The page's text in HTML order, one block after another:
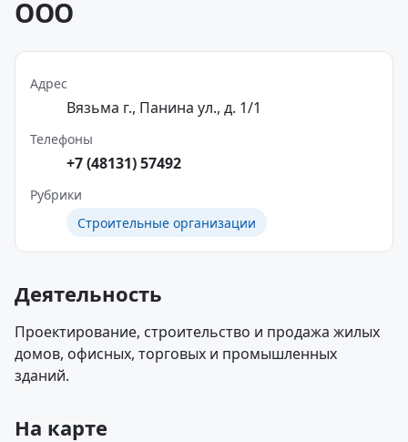
ООО
Адрес
Вязьма г., Панина ул., д. 1/1
Телефоны
+7 (48131) 57492
Рубрики
Строительные организации
Деятельность
Проектирование, строительство и продажа жилых
домов, офисных, торговых и промышленных
зданий.
На карте